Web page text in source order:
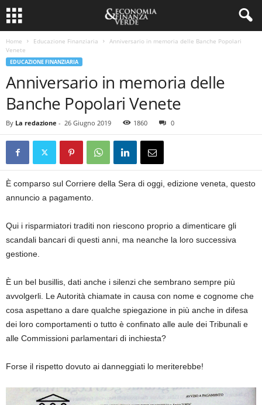
Home Educazione Finanziaria
Anniversario in memoria delle Banche Popolari
Venete
EDUCAZIONE FINANZIARIA
Anniversario in memoria delle
Banche Popolari Venete
By La redazione - 26 Giugno 2019 1860 0
È comparso sul Corriere della Sera di oggi, edizione veneta, questo
annuncio a pagamento.
Qui i risparmiatori traditi non riescono proprio a dimenticare gli
scandali bancari di questi anni, ma neanche la loro successiva
gestione.
È un bel busillis, dati anche i silenzi che sembrano sempre più
avvolgerli. Le Autorità chiamate in causa con nome e cognome che
cosa aspettano a dare qualche spiegazione in più anche in difesa
dei loro comportamenti o tutto è confinato alle aule dei Tribunali e
alle Commissioni parlamentari di inchiesta?
Forse il rispetto dovuto ai danneggiati lo meriterebbe!